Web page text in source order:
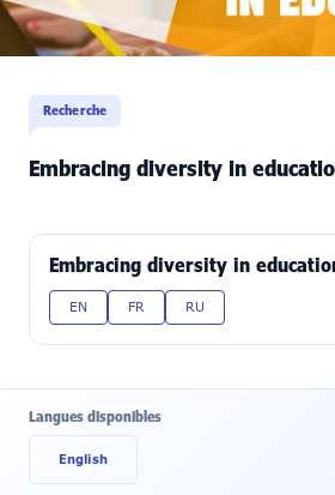
Recherche
Embracing diversity in
Embracing diversity in
EN FR RU
Langues disponibles
English